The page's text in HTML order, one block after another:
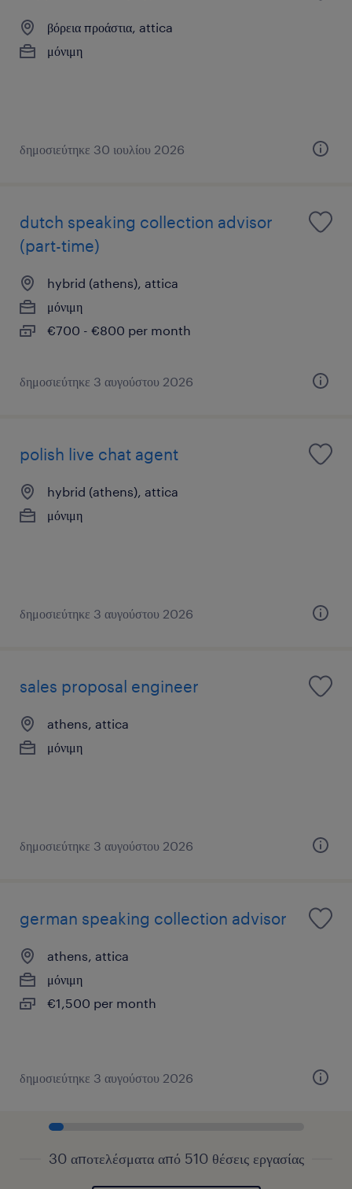
βόρεια προάστια, attica
μόνιμη
δημοσιεύτηκε 30 ιουλίου 2026
dutch speaking collection advisor
(part-time)
hybrid (athens), attica
μόνιμη
€700 - €800 per month
δημοσιεύτηκε 3 αυγούστου 2026
polish live chat agent
hybrid (athens), attica
μόνιμη
δημοσιεύτηκε 3 αυγούστου 2026
sales proposal engineer
athens, attica
μόνιμη
δημοσιεύτηκε 3 αυγούστου 2026
german speaking collection advisor
athens, attica
μόνιμη
€1,500 per month
δημοσιεύτηκε 3 αυγούστου 2026
30 αποτελέσματα από 510 θέσεις εργασίας